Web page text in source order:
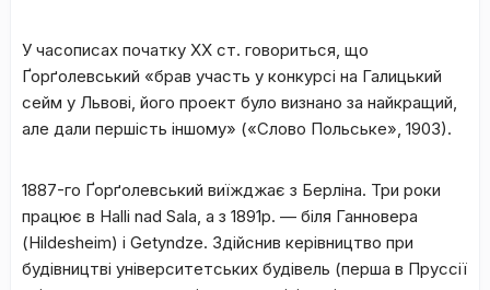
У часописах початку ХХ ст. говориться, що
Ґорґолевський «брав участь у конкурсі на Галицький
сейм у Львові, його проект було визнано за найкращий,
але дали першість іншому» («Слово Польське», 1903).
1887-го Ґорґолевський виїжджає з Берліна. Три роки
працює в Наllі nad Sala, а з 1891р. — біля Ганновера
(Ніldesheim) і Getyndze. Здійснив керівництво при
будівництві університетських будівель (перша в Пруссії